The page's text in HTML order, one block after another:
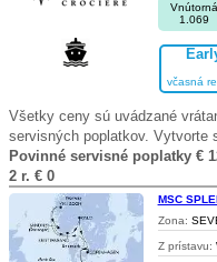
Vnútorná
1.069
včasná
Všetky ceny sú uvádzané
servisných poplatkov. Vytvorte
Povinné servisné poplatky €
2 r. € 0
MSC
Zona:
Z prístavu: